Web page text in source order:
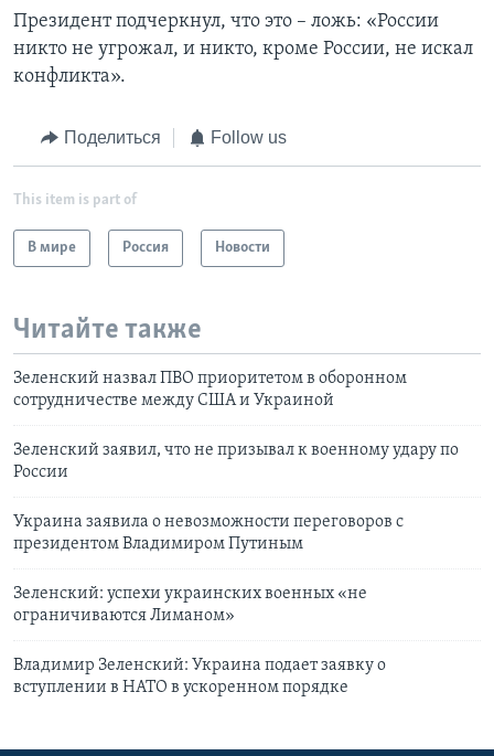
Президент подчеркнул, что это – ложь: «России
никто не угрожал, и никто, кроме России, не искал
конфликта».
Поделиться Follow us
This item is part of
В мире Россия Новости
Читайте также
Зеленский назвал ПВО приоритетом в оборонном
сотрудничестве между США и Украиной
Зеленский заявил, что не призывал к военному удару по
России
Украина заявила о невозможности переговоров с
президентом Владимиром Путиным
Зеленский: успехи украинских военных «не
ограничиваются Лиманом»
Владимир Зеленский: Украина подает заявку о
вступлении в НАТО в ускоренном порядке